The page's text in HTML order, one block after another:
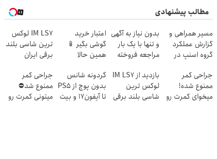
مطالب پیشنهادی
مسیر همراهی و
گزارش عملکرد
گروه اسنپ در
بدون نیاز به آگهی
و تنها با یک بار
مراجعه فروخته
اعتبار خرید
گوشی بگیر 📱
همین حالا
بده 🎯
IM LS7 لوکس
ترین شاسی بلند
برقی ایران
جراحی کمر
ممنوع شده!
میخوای کمرت رو
بازدید از IM LS7
لوکس ترین
شاسی بلند برقی
گردونه شانس
بدون پوچ از PS5
تا آیفون17 و بیت
جراحی کمر
ممنوع شد⛔
میتونی کمرت رو